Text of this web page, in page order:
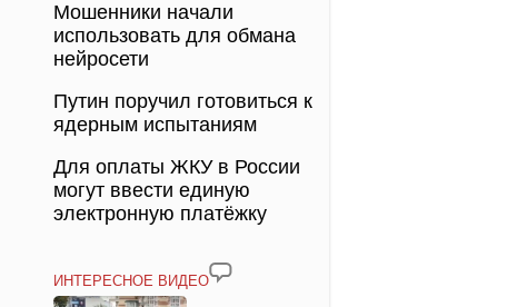
Мошенники начали
использовать для обмана
нейросети
Путин поручил готовиться к
ядерным испытаниям
Для оплаты ЖКУ в России
могут ввести единую
электронную платёжку
ИНТЕРЕСНОЕ ВИДЕО